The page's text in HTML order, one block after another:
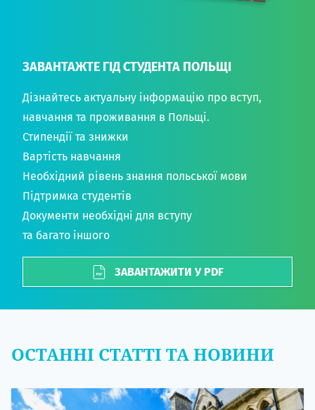
ЗАВАНТАЖТЕ ГІД СТУДЕНТА ПОЛЬЩІ
Дізнайтесь актуальну інформацію про вступ,
навчання та проживання в Польщі.
Стипендії та знижки
Вартість навчання
Необхідний рівень знання польської мови
Підтримка студентів
Документи необхідні для вступу
та багато іншого
ЗАВАНТАЖИТИ У PDF
ОСТАННІ СТАТТІ ТА НОВИНИ